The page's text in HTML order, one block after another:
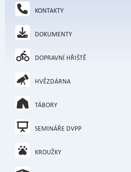
KONTAKTY
DOKUMENTY
DOPRAVNÍ HŘIŠTĚ
HVĚZDÁRNA
TÁBORY
SEMINÁŘE DVPP
KROUŽKY